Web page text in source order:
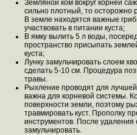
Земляной ком вокруг корней
сильно плотный, то осторожно
В земле находятся важные
участвовать в питании куста;
В ямку вылить 5 л воды,
пространство присыпать
куста;
Лунку замульчировать слоем
сделать 5-10 см. Процедура
травы.
Рыхление проводят для
важна для корневой системы.
поверхности земли, поэтому
травмировать куст. Прополку
инструментов. После удаления
замульчировать.